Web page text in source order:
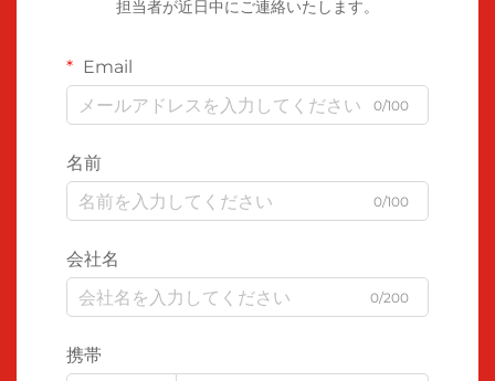
担当者が近日中にご連絡いたします。
Email
0/100
名前
0/100
会社名
0/200
携帯